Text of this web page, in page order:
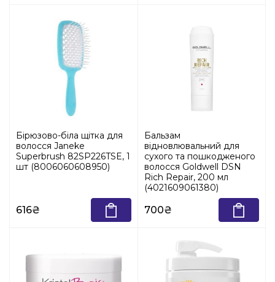
Бірюзово-біла щітка для
волосся Janeke
Superbrush 82SP226TSE, 1
шт (8006060608950)
616₴
Бальзам
відновлювальний для
сухого та пошкодженого
волосся Goldwell DSN
Rich Repair, 200 мл
(4021609061380)
700₴